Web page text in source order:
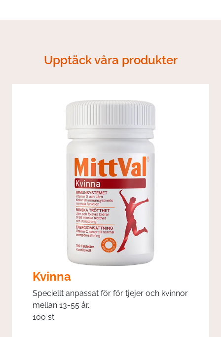
Upptäck våra produkter
Kvinna
Speciellt anpassat för för tjejer och kvinnor
mellan 13-55 år.
100 st